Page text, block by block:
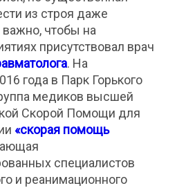
из строя даже
чтобы на
присутствовал врач
. На
года в Парк Горького
медиков высшей
Скорой Помощи для
«скорая помощь
специалистов
и реанимационного